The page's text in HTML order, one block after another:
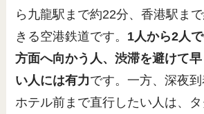
ら九龍駅まで約22分、香港駅ま
きる空港鉄道です。 1人から2人
方面へ向かう人、渋滞を避けて
い人には有力です。一方、深夜
ホテル前まで直行したい人は、